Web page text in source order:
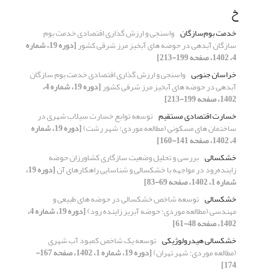
خ
خدمت بوم‌سازگان واسنجی و ارزش گذاری اقتصادی خدمت بوم
سازگان آبدهی در حوضه های آبخیز مرز شرقی کشور [دوره 19، شماره
4، 1402، صفحه 199-213]
خراسان جنوبی واسنجی و ارزش گذاری اقتصادی خدمت بوم سازگان
آبدهی در حوضه های آبخیز مرز شرقی کشور [دوره 19، شماره 4،
1402، صفحه 199-213]
خسارت اقتصادی مستقیم توسعه توابع خسارت‌ سیلاب شهری در
ساختمان های مسکونی (مطالعه موردی: شهر رشت) [دوره 19، شماره
4، 1402، صفحه 141-160]
خشکسالی بررسی و تحلیل وضعیت سازگاری کشاورزان حوضه
زاینده‌رود در مواجهه با خشکسالی و شناسایی راهکارهای آن [دوره 19،
شماره 1، 1402، صفحه 69-83]
خشکسالی توسعه شاخص خشکسالی در حوضه های طبیعی و
مهندسی (مطالعه موردی: حوضه آبریز زاینده رود) [دوره 19، شماره 4،
1402، صفحه 48-61]
خشکسالی هیدرولوژیکی توسعه یک شاخص کمبود آب شهری
(مطالعه موردی: شهر تهران) [دوره 19، شماره 1، 1402، صفحه 167-
174]